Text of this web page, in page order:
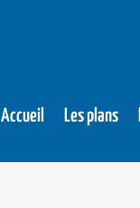
Accueil Les plans